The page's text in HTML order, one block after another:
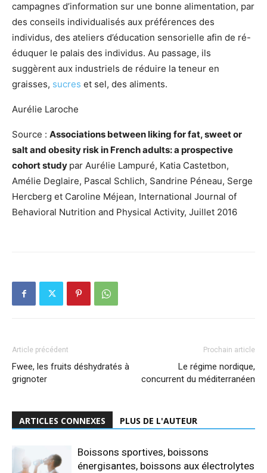
campagnes d’information sur une bonne alimentation, par
des conseils individualisés aux préférences des
individus, des ateliers d’éducation sensorielle afin de ré-
éduquer le palais des individus. Au passage, ils
suggèrent aux industriels de réduire la teneur en
graisses, sucres et sel, des aliments.
Aurélie Laroche
Source : Associations between liking for fat, sweet or
salt and obesity risk in French adults: a prospective
cohort study par Aurélie Lampuré, Katia Castetbon,
Amélie Deglaire, Pascal Schlich, Sandrine Péneau, Serge
Hercberg et Caroline Méjean, International Journal of
Behavioral Nutrition and Physical Activity, Juillet 2016
Article précédent
Fwee, les fruits déshydratés à
grignoter
Prochain article
Le régime nordique,
concurrent du méditerranéen
ARTICLES CONNEXES PLUS DE L'AUTEUR
Boissons sportives, boissons
énergisantes, boissons aux électrolytes